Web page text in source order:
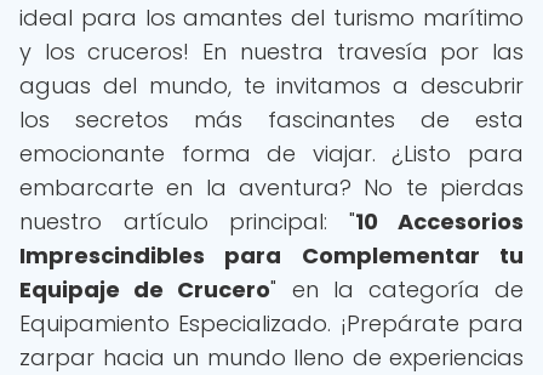
ideal para los amantes del turismo marítimo
y los cruceros! En nuestra travesía por las
aguas del mundo, te invitamos a descubrir
los secretos más fascinantes de esta
emocionante forma de viajar. ¿Listo para
embarcarte en la aventura? No te pierdas
nuestro artículo principal: "10 Accesorios
Imprescindibles para Complementar tu
Equipaje de Crucero" en la categoría de
Equipamiento Especializado. ¡Prepárate para
zarpar hacia un mundo lleno de experiencias